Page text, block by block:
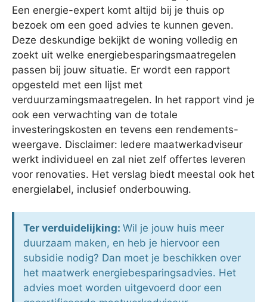
Een energie-expert komt altijd bij je thuis op
bezoek om een goed advies te kunnen geven.
Deze deskundige bekijkt de woning volledig en
zoekt uit welke energiebesparingsmaatregelen
passen bij jouw situatie. Er wordt een rapport
opgesteld met een lijst met
verduurzamingsmaatregelen. In het rapport vind je
ook een verwachting van de totale
investeringskosten en tevens een rendements-
weergave. Disclaimer: Iedere maatwerkadviseur
werkt individueel en zal niet zelf offertes leveren
voor renovaties. Het verslag biedt meestal ook het
energielabel, inclusief onderbouwing.
Ter verduidelijking: Wil je jouw huis meer
duurzaam maken, en heb je hiervoor een
subsidie nodig? Dan moet je beschikken over
het maatwerk energiebesparingsadvies. Het
advies moet worden uitgevoerd door een